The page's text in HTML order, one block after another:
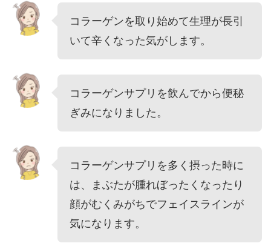
コラーゲンを取り始めて生理が長引
いて辛くなった気がします。
コラーゲンサプリを飲んでから便秘
ぎみになりました。
コラーゲンサプリを多く摂った時に
は、まぶたが腫れぼったくなったり
顔がむくみがちでフェイスラインが
気になります。